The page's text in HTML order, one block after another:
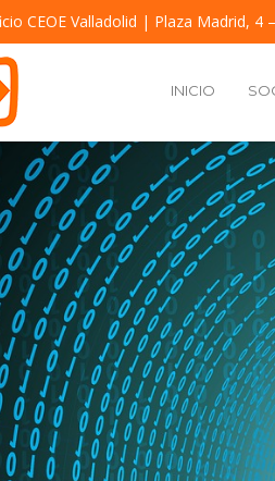
CEOE Valladolid | Plaza Madrid, 4
INICIO